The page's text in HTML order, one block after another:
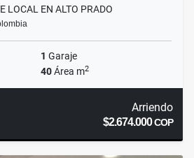
LOCAL EN ALTO PRADO
1 Garaje
40Área m2
Arriendo
$2.674.000COP